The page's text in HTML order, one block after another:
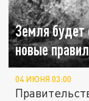
Земля будет
новые
04 ИЮНЯ 03:00